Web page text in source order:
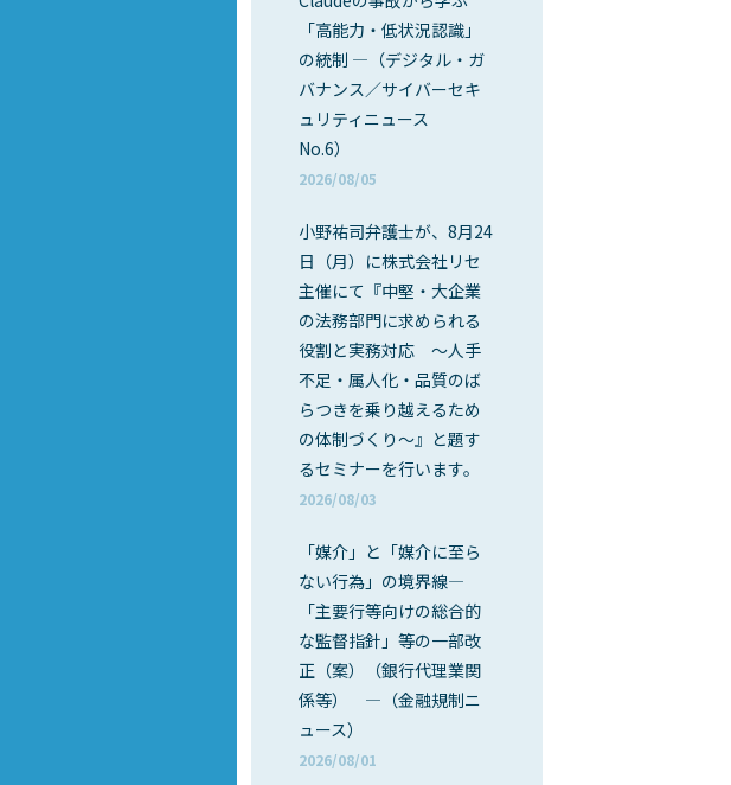
「高能力・低状況認識」
の統制 ―（デジタル・ガ
バナンス／サイバーセキ
ュリティニュース
No.6）
2026/08/05
小野祐司弁護士が、8月24
日（月）に株式会社リセ
主催にて『中堅・大企業
の法務部門に求められる
役割と実務対応 ～人手
不足・属人化・品質のば
らつきを乗り越えるため
の体制づくり～』と題す
るセミナーを行います。
2026/08/03
「媒介」と「媒介に至ら
ない行為」の境界線―
「主要行等向けの総合的
な監督指針」等の一部改
正（案）（銀行代理業関
係等） ―（金融規制ニ
ュース）
2026/08/01